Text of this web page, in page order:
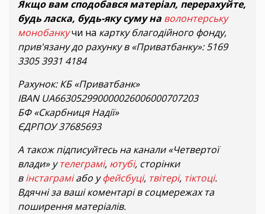
Якщо вам сподобався матеріал, перерахуйте,
будь ласка, будь-яку суму на волонтерську
монобанкучи на картку благодійного фонду,
прив'язану до рахунку в «Приватбанку»: 5169
3305 3931 4184
Рахунок: КБ «Приватбанк»
IBAN UA663052990000026006000707203
БФ «Скарбниця Надії»
ЄДРПОУ 37685693
А також підписуйтесь на канали «Четвертої
влади» утелеграмі, ютубі, сторінки
вінстаграміабо уфейсбуці, твітері, тіктоці.
Вдячні за ваші коментарі в соцмережах та
поширення матеріалів.